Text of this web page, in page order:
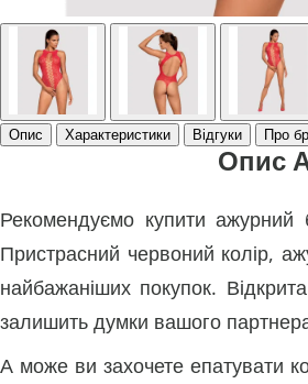
Опис Характеристики Відгуки Про
Опис
Рекомендуємо купити
Пристрасний червоний колір,
найбажаніших покупок.
залишить думки вашого
А може ви захочете епатувати